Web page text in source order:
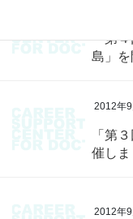
「第
島」
2012年9
「第
催しま
2012年9